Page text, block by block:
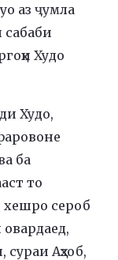
аз ҷумла
Худо
Худо,
ба
то
хешро сероб
Аҳзоб,